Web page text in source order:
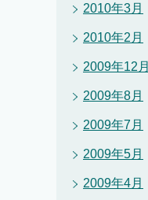
2010年3月
2010年2月
2009年12月
2009年8月
2009年7月
2009年5月
2009年4月